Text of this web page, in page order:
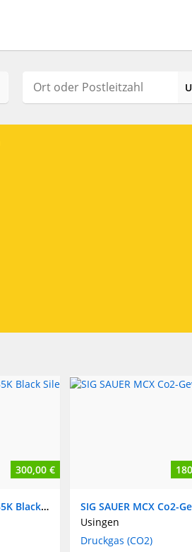
300,00 €
Weihrauch HW 35K Black Silence
Usingen
Druckgas (CO2)